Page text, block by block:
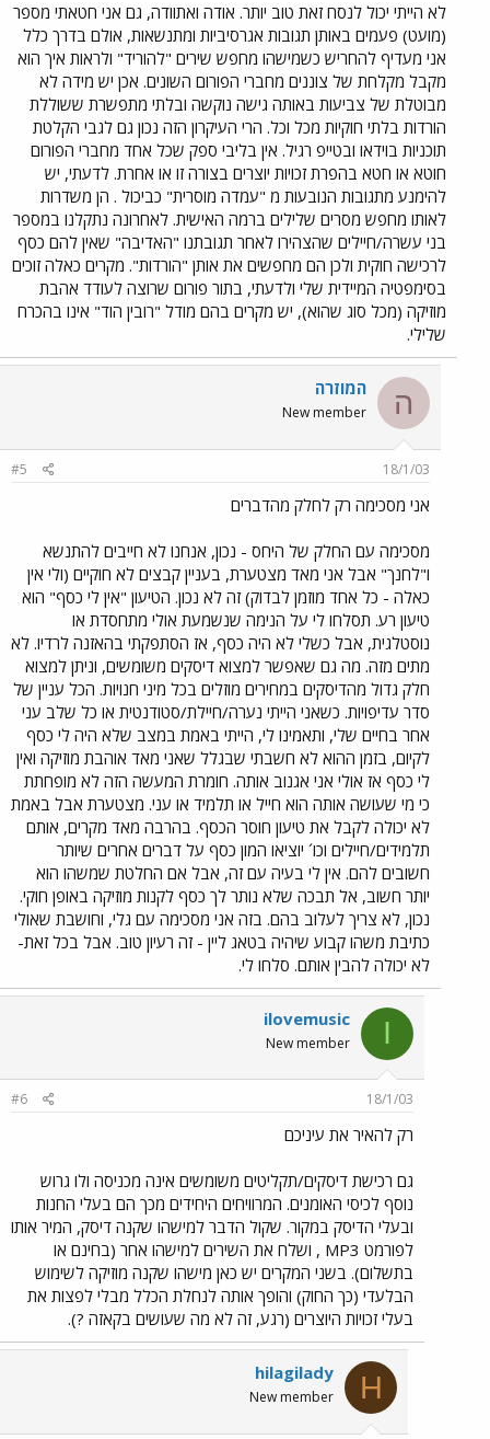
לא הייתי יכול לנסח זאת טוב יותר. אודה ואתוודה, גם אני חטאתי מספר
(מועט) פעמים באותן תגובות אגרסיביות ומתנשאות, אולם בדרך כלל
אני מעדיף להחריש כשמישהו מחפש שירים "להוריד" ולראות איך הוא
מקבל מקלחת של צוננים מחברי הפורום השונים. אכן יש מידה לא
מבוטלת של צביעות באותה גישה נוקשה ובלתי מתפשרת ששוללת
הורדות בלתי חוקיות מכל וכל. הרי העיקרון הזה נכון גם לגבי הקלטת
תוכניות בוידאו ובטייפ רגיל. אין בליבי ספק שכל אחד מחברי הפורום
חוטא או חטא בהפרת זכויות יוצרים בצורה זו או אחרת. לדעתי, יש
להימנע מתגובות הנובעות מ "עמדה מוסרית" כביכול . הן משדרות
לאותו מחפש מסרים שלילים ברמה האישית. לאחרונה נתקלנו במספר
בני עשרה/חיילים שהצהירו לאחר תגובתנו "האדיבה" שאין להם כסף
לרכישה חוקית ולכן הם מחפשים את אותן "הורדות". מקרים כאלה זוכים
בסימפטיה המיידית שלי ולדעתי, בתור פורום שרוצה לעודד אהבת
מוזיקה (מכל סוג שהוא), יש מקרים בהם מודל "רובין הוד" אינו בהכרח
שלילי.
ה המוזרה
New member
18/1/03
#5
אני מסכימה רק לחלק מהדברים
מסכימה עם החלק של היחס - נכון, אנחנו לא חייבים להתנשא
ו"לחנך" אבל אני מאד מצטערת, בעניין קבצים לא חוקיים (ולי אין
כאלה - כל אחד מוזמן לבדוק) זה לא נכון. הטיעון "אין לי כסף" הוא
טיעון רע. תסלחו לי על הנימה שנשמעת אולי מתחסדת או
נוסטלגית, אבל כשלי לא היה כסף, אז הסתפקתי בהאזנה לרדיו. לא
מתים מזה. מה גם שאפשר למצוא דיסקים משומשים, וניתן למצוא
חלק גדול מהדיסקים במחירים מוזלים בכל מיני חנויות. הכל עניין של
סדר עדיפויות. כשאני הייתי נערה/חיילת/סטודנטית או כל שלב עני
אחר בחיים שלי, ותאמינו לי, הייתי באמת במצב שלא היה לי כסף
לקיום, בזמן ההוא לא חשבתי שבגלל שאני מאד אוהבת מוזיקה ואין
לי כסף אז אולי אני אגנוב אותה. חומרת המעשה הזה לא מופחתת
כי מי שעושה אותה הוא חייל או תלמיד או עני. מצטערת אבל באמת
לא יכולה לקבל את טיעון חוסר הכסף. בהרבה מאד מקרים, אותם
תלמידים/חיילים וכו´ יוציאו המון כסף על דברים אחרים שיותר
חשובים להם. אין לי בעיה עם זה, אבל אם החלטת שמשהו הוא
יותר חשוב, אל תבכה שלא נותר לך כסף לקנות מוזיקה באופן חוקי.
נכון, לא צריך לעלוב בהם. בזה אני מסכימה עם גלי, וחושבת שאולי
כתיבת משהו קבוע שיהיה בטאג ליין - זה רעיון טוב. אבל בכל זאת-
לא יכולה להבין אותם. סלחו לי.
I
ilovemusic
New member
18/1/03
#6
רק להאיר את עיניכם
גם רכישת דיסקים/תקליטים משומשים אינה מכניסה ולו גרוש
נוסף לכיסי האומנים. המרוויחים היחידים מכך הם בעלי החנות
ובעלי הדיסק במקור. שקול הדבר למישהו שקנה דיסק, המיר אותו
לפורמט MP3 , ושלח את השירים למישהו אחר (בחינם או
בתשלום). בשני המקרים יש כאן מישהו שקנה מוזיקה לשימוש
הבלעדי (כך החוק) והופך אותה לנחלת הכלל מבלי לפצות את
בעלי זכויות היוצרים (רגע, זה לא מה שעושים בקאזה ?).
H
hilagilady
New member